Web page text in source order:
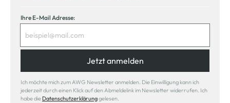
Ihre E-Mail Adresse:
Jetzt anmelden
Ich möchte mich zum AWG Newsletter anmelden. Die Einwilligung kann ich
jederzeit durch einen Klick auf den Abmeldelink im Newsletter widerrufen. Ich
habe die Datenschutzerklärunggelesen.